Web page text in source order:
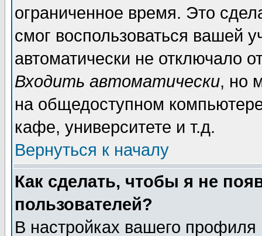
ограниченное время. Это
смог воспользоваться вашей
автоматически не отключало
Входить автоматически, но
на общедоступном
кафе, университете и т.д.
Вернуться к началу
Как сделать, чтобы я не
пользователей?
В настройках вашего